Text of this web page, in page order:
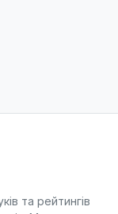
та рейтингів